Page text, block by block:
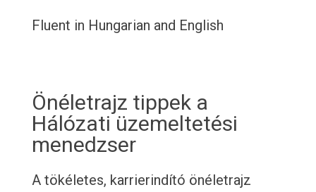
Fluent in Hungarian and English
Önéletrajz tippek a
Hálózati üzemeltetési
menedzser
A tökéletes, karrierindító önéletrajz